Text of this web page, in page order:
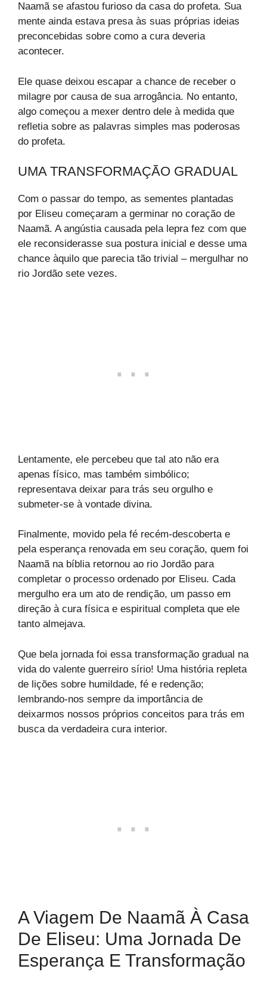
Naamã se afastou furioso da casa do profeta. Sua
mente ainda estava presa às suas próprias ideias
preconcebidas sobre como a cura deveria
acontecer.
Ele quase deixou escapar a chance de receber o
milagre por causa de sua arrogância. No entanto,
algo começou a mexer dentro dele à medida que
refletia sobre as palavras simples mas poderosas
do profeta.
UMA TRANSFORMAÇÃO GRADUAL
Com o passar do tempo, as sementes plantadas
por Eliseu começaram a germinar no coração de
Naamã. A angústia causada pela lepra fez com que
ele reconsiderasse sua postura inicial e desse uma
chance àquilo que parecia tão trivial – mergulhar no
rio Jordão sete vezes.
Lentamente, ele percebeu que tal ato não era
apenas físico, mas também simbólico;
representava deixar para trás seu orgulho e
submeter-se à vontade divina.
Finalmente, movido pela fé recém-descoberta e
pela esperança renovada em seu coração, quem foi
Naamã na bíblia retornou ao rio Jordão para
completar o processo ordenado por Eliseu. Cada
mergulho era um ato de rendição, um passo em
direção à cura física e espiritual completa que ele
tanto almejava.
Que bela jornada foi essa transformação gradual na
vida do valente guerreiro sírio! Uma história repleta
de lições sobre humildade, fé e redenção;
lembrando-nos sempre da importância de
deixarmos nossos próprios conceitos para trás em
busca da verdadeira cura interior.
A Viagem De Naamã À Casa
De Eliseu: Uma Jornada De
Esperança E Transformação